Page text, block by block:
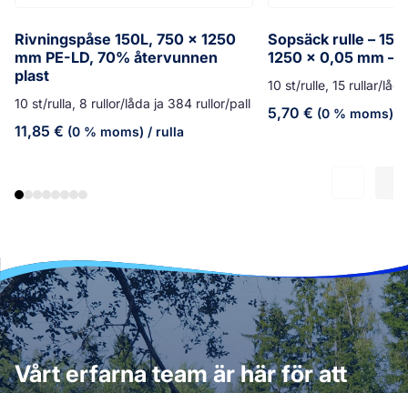
Rivningspåse 150L, 750 x 1250
mm PE-LD, 70% återvunnen
plast
10 st/rulla, 8 rullor/låda ja 384 rullor/pall
11,85 € (0 % moms) / rulla
Sopsäck rulle –
1250 x 0,05 mm –
10 st/rulle, 15 rullar/
5,70 € (0 % moms)
Vårt erfarna team är här för att